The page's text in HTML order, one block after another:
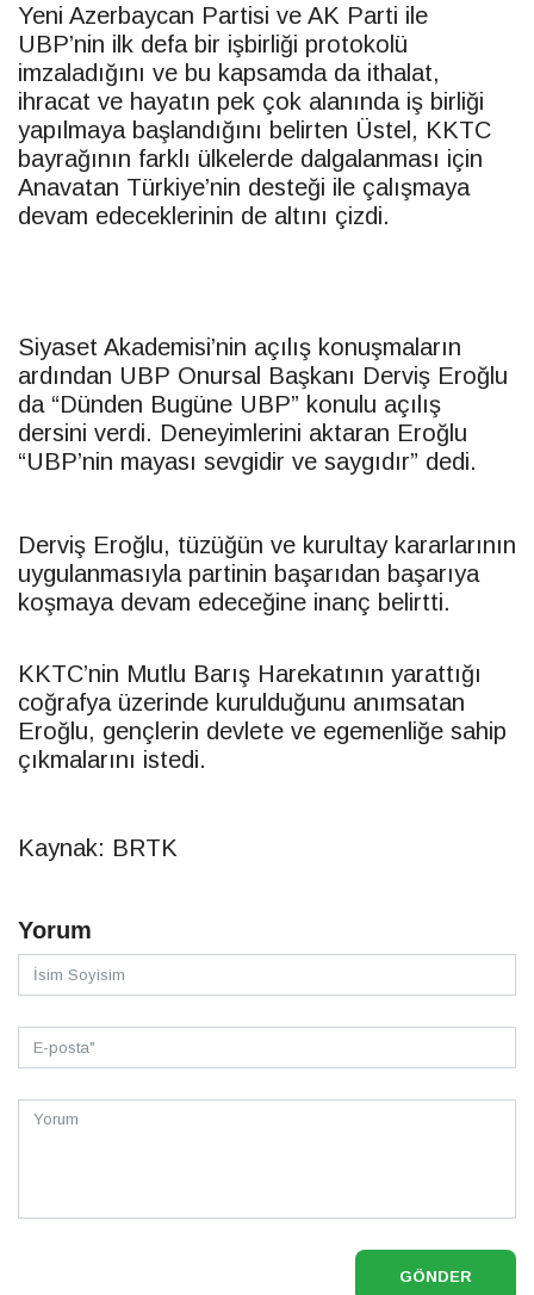
Yeni Azerbaycan Partisi ve AK Parti ile
UBP’nin ilk defa bir işbirliği protokolü
imzaladığını ve bu kapsamda da ithalat,
ihracat ve hayatın pek çok alanında iş birliği
yapılmaya başlandığını belirten Üstel, KKTC
bayrağının farklı ülkelerde dalgalanması için
Anavatan Türkiye’nin desteği ile çalışmaya
devam edeceklerinin de altını çizdi.
Siyaset Akademisi’nin açılış konuşmaların
ardından UBP Onursal Başkanı Derviş Eroğlu
da “Dünden Bugüne UBP” konulu açılış
dersini verdi. Deneyimlerini aktaran Eroğlu
“UBP’nin mayası sevgidir ve saygıdır” dedi.
Derviş Eroğlu, tüzüğün ve kurultay kararlarının
uygulanmasıyla partinin başarıdan başarıya
koşmaya devam edeceğine inanç belirtti.
KKTC’nin Mutlu Barış Harekatının yarattığı
coğrafya üzerinde kurulduğunu anımsatan
Eroğlu, gençlerin devlete ve egemenliğe sahip
çıkmalarını istedi.
Kaynak: BRTK
Yorum
GÖNDER